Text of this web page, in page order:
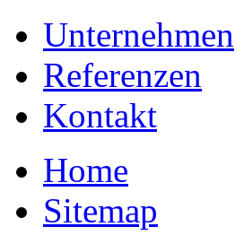
Unternehmen
Referenzen
Kontakt
Home
Sitemap